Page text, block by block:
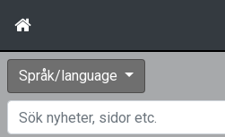
Språk/language